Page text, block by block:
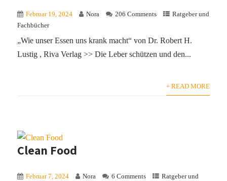
Februar 19, 2024 Nora 206 Comments
Ratgeber und
Fachbücher
„Wie unser Essen uns krank macht“ von Dr. Robert H.
Lustig , Riva Verlag >> Die Leber schützen und den...
+ READ MORE
Clean Food
Februar 7, 2024 Nora 6 Comments
Ratgeber und